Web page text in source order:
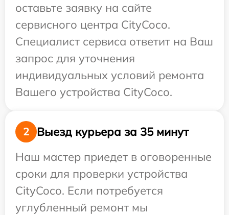
оставьте заявку на сайте
сервисного центра CityCoco.
Специалист сервиса ответит на Ваш
запрос для уточнения
индивидуальных условий ремонта
Вашего устройства CityCoco.
2
Выезд курьера за 35 минут
Наш мастер приедет в оговоренные
сроки для проверки устройства
CityCoco. Если потребуется
углубленный ремонт мы